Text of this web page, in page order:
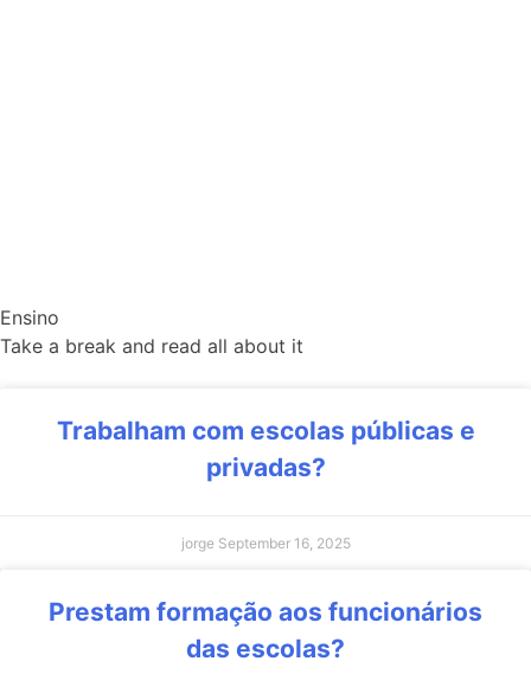
Ensino
Take a break and read all about it
Trabalham com escolas públicas e
privadas?
jorge September 16, 2025
Prestam formação aos funcionários
das escolas?